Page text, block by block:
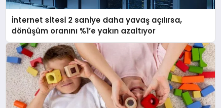
İnternet sitesi 2 saniye daha yavaş açılırsa,
dönüşüm oranını %1’e yakın azaltıyor